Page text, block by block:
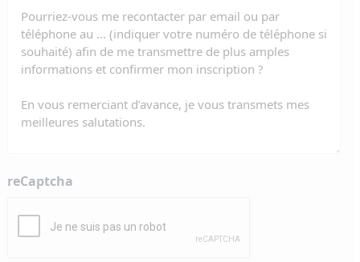
reCaptcha